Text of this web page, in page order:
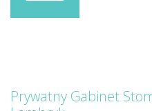
Prywatny Gabinet